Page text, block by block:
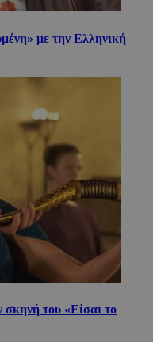
με την Ελληνική
του «Είσαι το